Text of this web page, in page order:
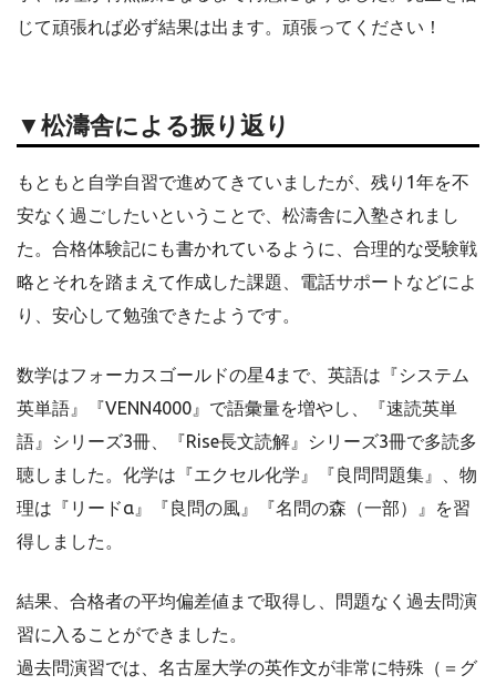
じて頑張れば必ず結果は出ます。頑張ってください！
▼松濤舎による振り返り
もともと自学自習で進めてきていましたが、残り1年を不
安なく過ごしたいということで、松濤舎に入塾されまし
た。合格体験記にも書かれているように、合理的な受験戦
略とそれを踏まえて作成した課題、電話サポートなどによ
り、安心して勉強できたようです。
数学はフォーカスゴールドの星4まで、英語は『システム
英単語』『VENN4000』で語彙量を増やし、『速読英単
語』シリーズ3冊、『Rise長文読解』シリーズ3冊で多読多
聴しました。化学は『エクセル化学』『良問問題集』、物
理は『リードα』『良問の風』『名問の森（一部）』を習
得しました。
結果、合格者の平均偏差値まで取得し、問題なく過去問演
習に入ることができました。
過去問演習では、名古屋大学の英作文が非常に特殊（＝グ